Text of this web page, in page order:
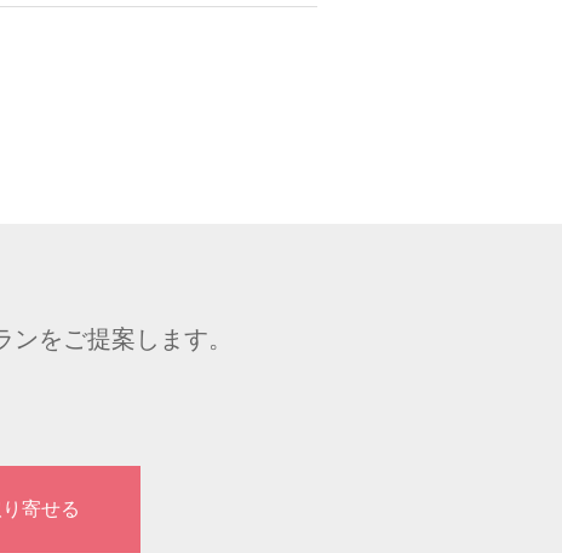
をご提案します。
寄せる